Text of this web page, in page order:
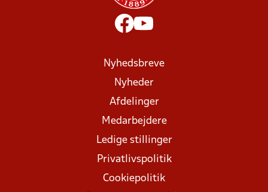
Nyhedsbreve
Nyheder
Afdelinger
Medarbejdere
Ledige stillinger
Privatlivspolitik
Cookiepolitik